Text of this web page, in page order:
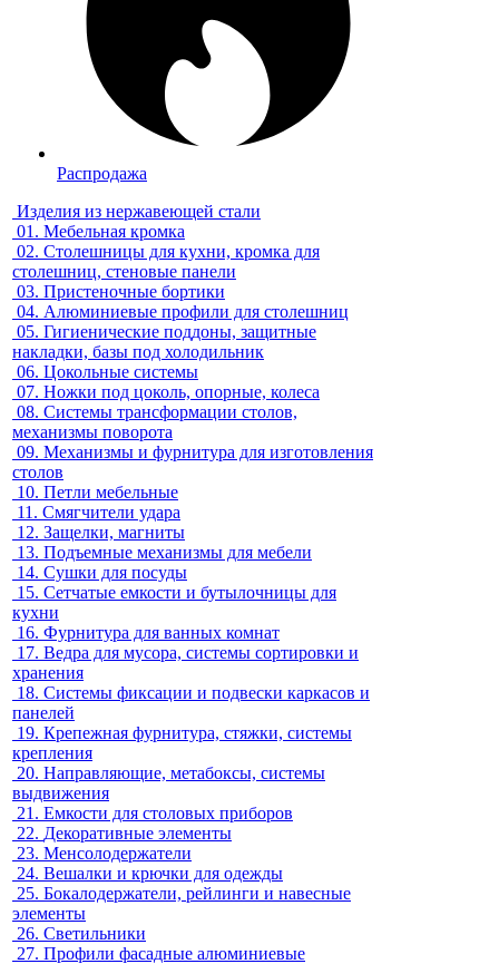
Распродажа
Изделия из нержавеющей стали
01. Мебельная кромка
02. Столешницы для кухни, кромка для
столешниц, стеновые панели
03. Пристеночные бортики
04. Алюминиевые профили для столешниц
05. Гигиенические поддоны, защитные
накладки, базы под холодильник
06. Цокольные системы
07. Ножки под цоколь, опорные, колеса
08. Системы трансформации столов,
механизмы поворота
09. Механизмы и фурнитура для изготовления
столов
10. Петли мебельные
11. Смягчители удара
12. Защелки, магниты
13. Подъемные механизмы для мебели
14. Сушки для посуды
15. Сетчатые емкости и бутылочницы для
кухни
16. Фурнитура для ванных комнат
17. Ведра для мусора, системы сортировки и
хранения
18. Системы фиксации и подвески каркасов и
панелей
19. Крепежная фурнитура, стяжки, системы
крепления
20. Направляющие, метабоксы, системы
выдвижения
21. Емкости для столовых приборов
22. Декоративные элементы
23. Менсолодержатели
24. Вешалки и крючки для одежды
25. Бокалодержатели, рейлинги и навесные
элементы
26. Светильники
27. Профили фасадные алюминиевые